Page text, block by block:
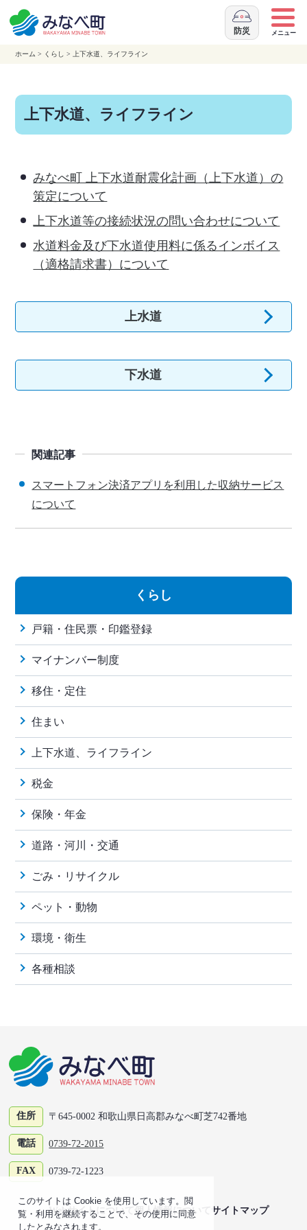
このサイトは Cookie を使用しています。閲
覧・利用を継続することで、その使用に同意
したとみなされます。
文
防災 メニュー
ホーム > くらし > 上下水道、ライフライン
上下水道、ライフライン
みなべ町 上下水道耐震化計画（上下水道）の
策定について
上下水道等の接続状況の問い合わせについて
水道料金及び下水道使用料に係るインボイス
（適格請求書）について
上水道
下水道
関連記事
スマートフォン決済アプリを利用した収納サービス
について
くらし
戸籍・住民票・印鑑登録
マイナンバー制度
移住・定住
住まい
上下水道、ライフライン
税金
保険・年金
道路・河川・交通
ごみ・リサイクル
ペット・動物
環境・衛生
各種相談
住所 〒645-0002 和歌山県日高郡みなべ町芝742番地
電話 0739-72-2015
FAX 0739-72-1223
Webサイトについて 個人情報について サイトマップ